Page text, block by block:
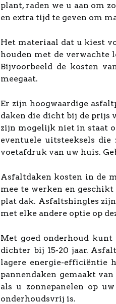
plant, raden we u aan om
en extra tijd te geven om
Het materiaal dat u kiest
houden met de verwachte
Bijvoorbeeld de kosten
meegaat.
Er zijn hoogwaardige
daken die dicht bij de prijs
zijn mogelijk niet in staat
eventuele uitsteeksels
voetafdruk van uw huis.
Asfaltdaken kosten in de
mee te werken en
plat dak. Asfaltshingles
met elke andere optie op
Met goed onderhoud kunt
dichter bij 15-20 jaar.
lagere energie-efficiëntie
pannendaken gemaakt
als u zonnepanelen op
onderhoudsvrij is.